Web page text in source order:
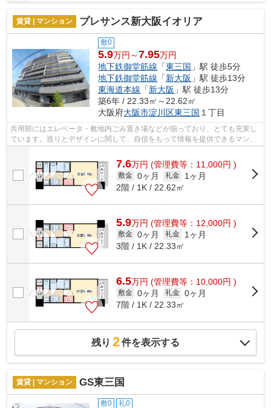
賃貸 | マンション プレサンス新大阪イオリア
敷0
5.9万円～7.95万円
地下鉄御堂筋線 「東三国 」駅 徒歩5分
地下鉄御堂筋線 「新大阪 」駅 徒歩13分
東海道本線 「新大阪 」駅 徒歩13分
築6年 / 22.33㎡～22.62㎡
大阪府大阪市淀川区東三国 １丁目
共用部にはエレベータ・敷地内ごみ置き場などが揃っており、とても充実し
ています。造りとデザインに関して、自信をもって情報を提供できるマンシ
7.6万円 (管理費等：11,000円 )
敷金 0ヶ月 礼金
1ヶ月
2階 / 1K / 22.62㎡
5.9万円 (管理費等：12,000円 )
敷金 0ヶ月 礼金
1ヶ月
3階 / 1K / 22.33㎡
6.5万円 (管理費等：10,000円 )
敷金 0ヶ月 礼金 0ヶ月
7階 / 1K / 22.33㎡
残り 2件を表示する
賃貸 | マンション GS東三国
敷0 礼0